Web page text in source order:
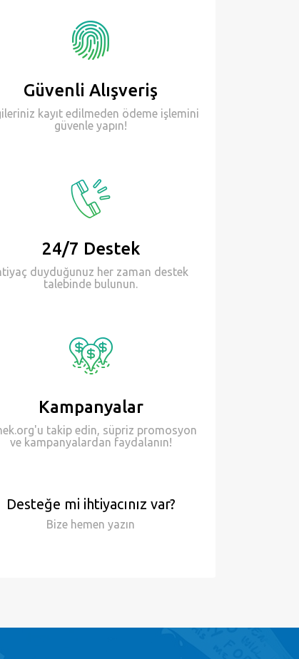
Güvenli Alışveriş
kayıt edilmeden ödeme işlemini
güvenle yapın!
24/7 Destek
duyduğunuz her zaman destek
talebinde bulunun.
Kampanyalar
takip edin, süpriz promosyon
ve kampanyalardan faydalanın!
Desteğe mi ihtiyacınız var?
Bize hemen yazın